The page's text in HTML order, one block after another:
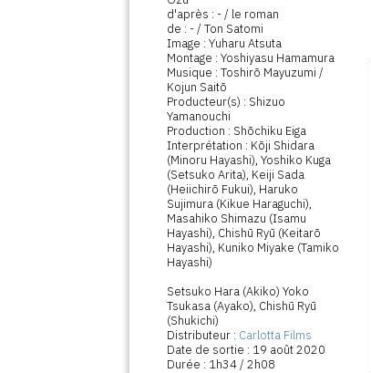
d'après : - / le roman
de : - / Ton Satomi
Image : Yuharu Atsuta
Montage : Yoshiyasu Hamamura
Musique : Toshirō Mayuzumi /
Kojun Saitō
Producteur(s) : Shizuo
Yamanouchi
Production : Shōchiku Eiga
Interprétation : Kōji Shidara
(Minoru Hayashi), Yoshiko Kuga
(Setsuko Arita), Keiji Sada
(Heiichirō Fukui), Haruko
Sujimura (Kikue Haraguchi),
Masahiko Shimazu (Isamu
Hayashi), Chishū Ryū (Keitarō
Hayashi), Kuniko Miyake (Tamiko
Hayashi)
Setsuko Hara (Akiko) Yoko
Tsukasa (Ayako), Chishū Ryū
(Shukichi)
Distributeur : Carlotta Films
Date de sortie : 19 août 2020
Durée : 1h34 / 2h08